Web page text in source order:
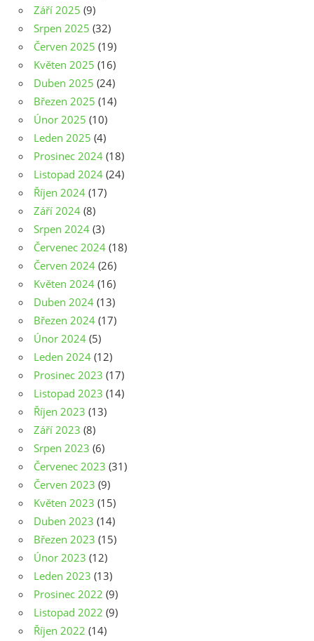
Září 2025 (9)
Srpen 2025 (32)
Červen 2025 (19)
Květen 2025 (16)
Duben 2025 (24)
Březen 2025 (14)
Únor 2025 (10)
Leden 2025 (4)
Prosinec 2024 (18)
Listopad 2024 (24)
Říjen 2024 (17)
Září 2024 (8)
Srpen 2024 (3)
Červenec 2024 (18)
Červen 2024 (26)
Květen 2024 (16)
Duben 2024 (13)
Březen 2024 (17)
Únor 2024 (5)
Leden 2024 (12)
Prosinec 2023 (17)
Listopad 2023 (14)
Říjen 2023 (13)
Září 2023 (8)
Srpen 2023 (6)
Červenec 2023 (31)
Červen 2023 (9)
Květen 2023 (15)
Duben 2023 (14)
Březen 2023 (15)
Únor 2023 (12)
Leden 2023 (13)
Prosinec 2022 (9)
Listopad 2022 (9)
Říjen 2022 (14)